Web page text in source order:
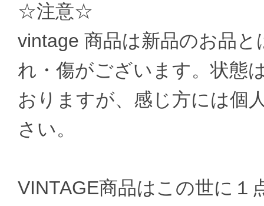
☆注意☆
vintage 商品は新品のお品
れ・傷がございます。状態
おりますが、感じ方には個
さい。
VINTAGE商品はこの世に１